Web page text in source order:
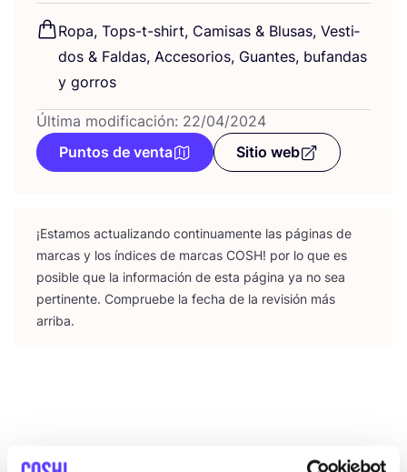
Ropa, Tops-t-shirt, Cami­sas & Blu­sas, Ves­ti­
dos & Fal­das, Acce­so­rios, Guan­tes, bufan­das
y gorros
Última modificación: 22/04/2024
Puntos de venta
Sitio web
¡Esta­mos actua­li­zan­do con­ti­nua­men­te las pági­nas de
mar­cas y los índi­ces de mar­cas COSH! por lo que es
posi­ble que la infor­ma­ción de esta pági­na ya no sea
per­ti­nen­te. Com­prue­be la fecha de la revi­sión más
arriba.